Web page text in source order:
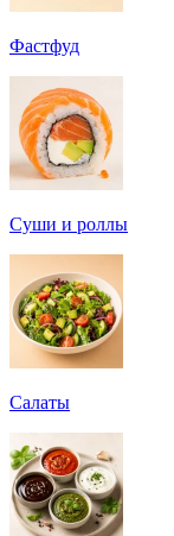
Фастфуд
Суши и роллы
Салаты